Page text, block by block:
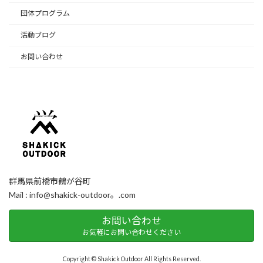
団体プログラム
活動ブログ
お問い合わせ
群馬県前橋市鶴が谷町
Mail : info@shakick-outdoor。.com
お問い合わせ
お気軽にお問い合わせください
Copyright © Shakick Outdoor All Rights Reserved.